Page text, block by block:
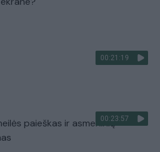
00:21:19
00:23:57
paieškas ir asmeninių